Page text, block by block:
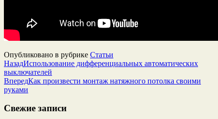
Опубликовано в рубрике Статьи
НазадИспользование дифференциальных автоматических
выключателей
ВпередКак произвести монтаж натяжного потолка своими
руками
Свежие записи